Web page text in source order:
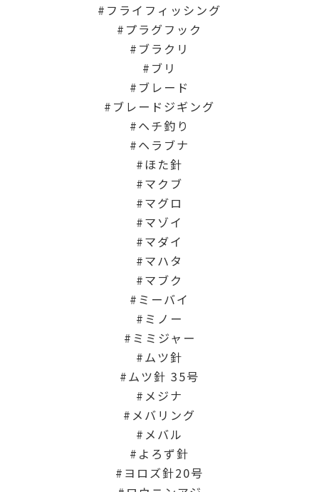
フライフィッシング
プラグフック
ブラクリ
ブリ
ブレード
ブレードジギング
ヘチ釣り
ヘラブナ
ほた針
マクブ
マグロ
マゾイ
マダイ
マハタ
マブク
ミーバイ
ミノー
ミミジャー
ムツ針
ムツ針 35号
メジナ
メバリング
メバル
よろず針
ヨロズ針20号